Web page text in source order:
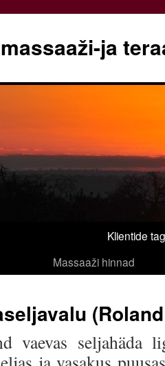
ja
Klientide
Massaaži hinnad
vaevas seljahäda